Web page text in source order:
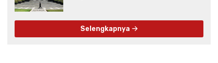
Selengkapnya